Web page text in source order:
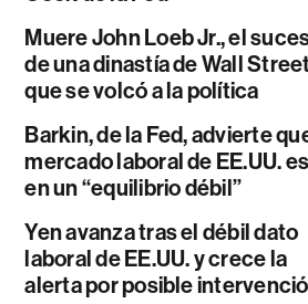
Muere John Loeb Jr., el
de una dinastía de Wall
que se volcó a la política
Barkin, de la Fed, advierte
mercado laboral de EE.UU.
en un “equilibrio débil”
Yen avanza tras el débil dato
laboral de EE.UU. y crece la
alerta por posible